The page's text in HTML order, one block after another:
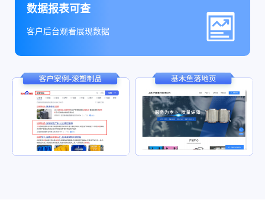
数据报表可查
客户后台观看展现数据